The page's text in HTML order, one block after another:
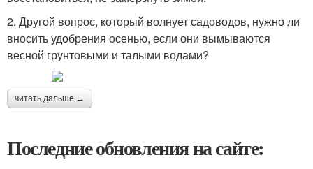
2. Другой вопрос, который волнует садоводов, нужно ли
вносить удобрения осенью, если они вымываются
весной грунтовыми и талыми водами?
читать дальше →
Последние обновления на сайте: